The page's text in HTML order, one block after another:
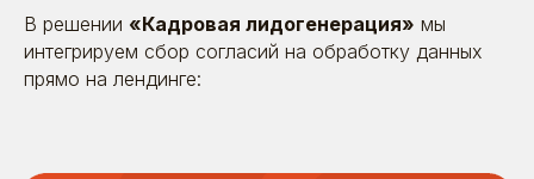
В решении «Кадровая лидогенерация» мы
интегрируем сбор согласий на обработку данных
прямо на лендинге: